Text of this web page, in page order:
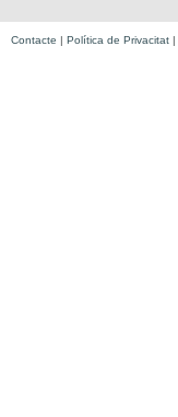
Contacte | Política de Privacitat |